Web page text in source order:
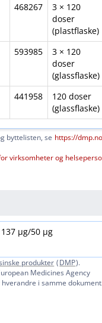
468267
3 × 120
doser
(plastflaske)
593985
3 × 120
doser
(glassflaske)
441958
120 doser
(glassflaske)
byttelisten, se https:​/​/
virksomheter og
μg​/​50 μg
produkter ( DMP).
Medicines Agency
i samme dokument.